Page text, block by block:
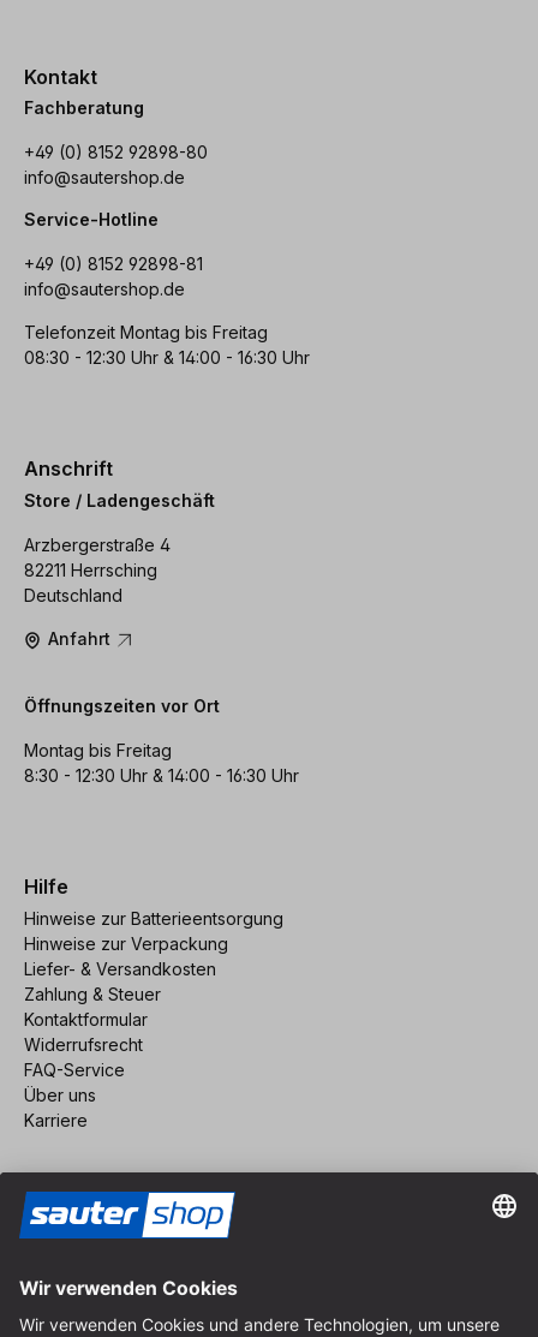
Kontakt
Fachberatung
+49 (0) 8152 92898-80
info@sautershop.de
Service-Hotline
+49 (0) 8152 92898-81
info@sautershop.de
Telefonzeit Montag bis Freitag
08:30 - 12:30 Uhr & 14:00 - 16:30 Uhr
Anschrift
Store / Ladengeschäft
Arzbergerstraße 4
82211 Herrsching
Deutschland
Anfahrt
Öffnungszeiten vor Ort
Montag bis Freitag
8:30 - 12:30 Uhr & 14:00 - 16:30 Uhr
Hilfe
Hinweise zur Batterieentsorgung
Hinweise zur Verpackung
Liefer- & Versandkosten
Zahlung & Steuer
Kontaktformular
Widerrufsrecht
FAQ-Service
Über uns
Karriere